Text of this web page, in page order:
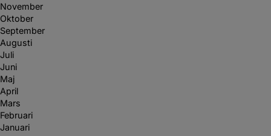
November
Oktober
September
Augusti
Juli
Juni
Maj
April
Mars
Februari
Januari